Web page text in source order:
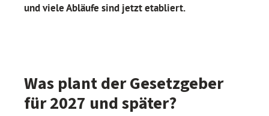
und viele Abläufe sind jetzt etabliert.
Was plant der Gesetzgeber
für 2027 und später?